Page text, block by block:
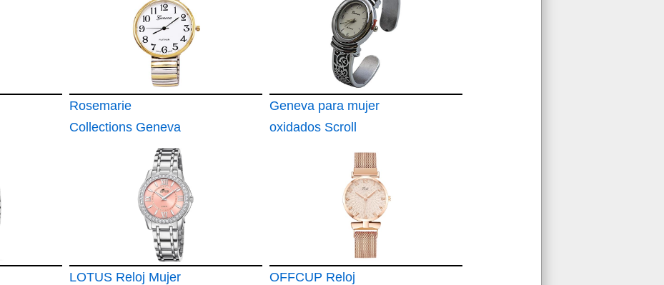
Rosemarie
Collections Geneva
Reloj de Pulsera
Unisex para Mujer
Geneva para mujer
oxidados Scroll
Design con bisagra
Fashion reloj esfera
blanca W9132
LOTUS Reloj Mujer
OFFCUP Reloj